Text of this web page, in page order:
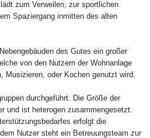
zum Verweilen, zur sportlichen
Spaziergang inmitten des alten
des Gutes ein großer
von den Nutzern der Wohnanlage
Musizieren, oder Kochen genutzt wird.
durchgeführt. Die Größe der
und ist heterogen zusammengesetzt.
erfolgt die
Nutzer steht ein Betreuungsteam zur